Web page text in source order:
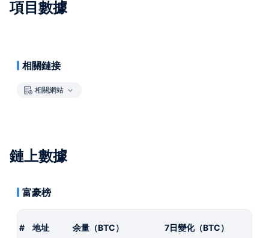
項目數據
相關鏈接
相關網站
鏈上數據
富豪榜
# 地址 余量（BTC） 7日變化（BTC）